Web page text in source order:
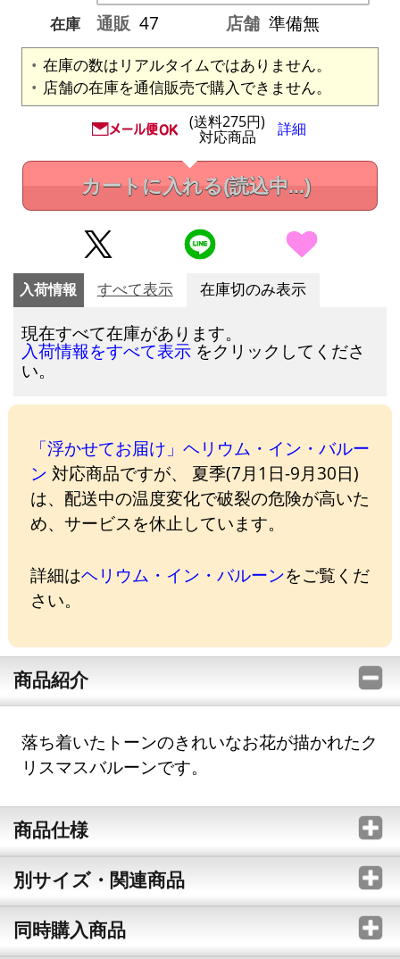
在庫
通販 47 店舗 準備無
在庫の数はリアルタイムではありません。
店舗の在庫を通信販売で購入できません。
(送料275円)
対応商品 詳細
カートに入れる(読込中...)
入荷情報 すべて表示 在庫切のみ表示
現在すべて在庫があります。
入荷情報をすべて表示 をクリックしてくださ
い。
「浮かせてお届け」ヘリウム・イン・バルー
ン 対応商品ですが、 夏季(7月1日-9月30日)
は、配送中の温度変化で破裂の危険が高いた
め、サービスを休止しています。
詳細はヘリウム・イン・バルーンをご覧くだ
さい。
商品紹介
落ち着いたトーンのきれいなお花が描かれたク
リスマスバルーンです。
商品仕様
別サイズ・関連商品
同時購入商品